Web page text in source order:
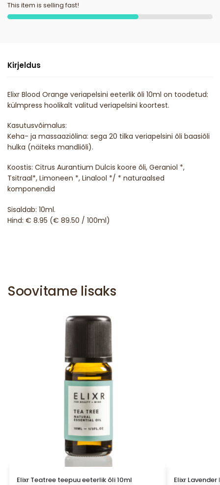
This item is selling fast!
Kirjeldus
Elixr Blood Orange veriapelsini eeterlik õli 10ml on toodetud:
külmpress hoolikalt valitud veriapelsini koortest.
Kasutusvõimalus:
Keha- ja massaaziõlina: sega 20 tilka veriapelsini õli baasiõli
hulka (näiteks mandliõli).
Koostis: Citrus Aurantium Dulcis koore õli, Geraniol *,
Tsitraal*, Limoneen *, Linalool */ * naturaalsed
komponendid
Sisaldab: 10ml.
Hind: € 8.95 (€ 89.50 / 100ml)
Soovitame lisaks
Elixr Teatree teepuu eeterlik õli 10ml Elixr